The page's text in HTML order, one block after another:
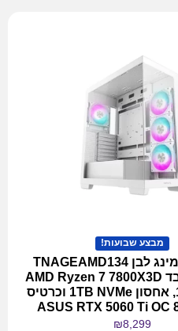
מבצע שבועות!
מחשב גיימינג לבן TNAGEAMD134
מבוסס מעבד AMD Ryzen 7 7800X3D
זכרון 16GB, אחסון 1TB NVMe וכרטיס
₪8,299